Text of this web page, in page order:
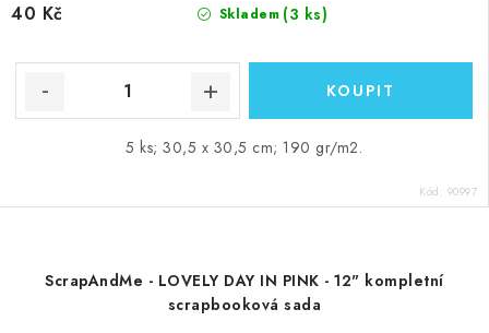
Skladem (3 ks)
40 Kč
5 ks; 30,5 x 30,5 cm; 190 gr/m2.
Kód: 90997
ScrapAndMe - LOVELY DAY IN PINK - 12" kompletní
scrapbooková sada